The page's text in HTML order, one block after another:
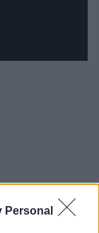
Personal
αγώνες σήμερα
και της